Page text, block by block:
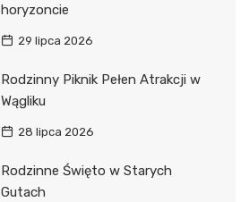
horyzoncie
29 lipca 2026
Rodzinny Piknik Pełen Atrakcji w
Wągliku
28 lipca 2026
Rodzinne Święto w Starych
Gutach